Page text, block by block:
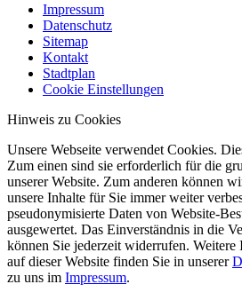
Impressum
Datenschutz
Sitemap
Kontakt
Stadtplan
Cookie Einstellungen
Hinweis zu Cookies
Unsere Webseite verwendet Cookies.
Zum einen sind sie erforderlich für die
unserer Website. Zum anderen können
unsere Inhalte für Sie immer weiter
pseudonymisierte Daten von Website-
ausgewertet. Das Einverständnis in die
können Sie jederzeit widerrufen.
auf dieser Website finden Sie in unserer
zu uns im Impressum.